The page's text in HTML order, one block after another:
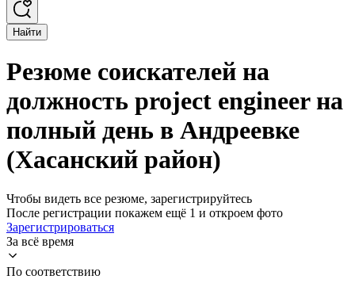
Найти
Резюме соискателей на
должность project engineer на
полный день в Андреевке
(Хасанский район)
Чтобы видеть все резюме, зарегистрируйтесь
После регистрации покажем ещё 1 и откроем фото
Зарегистрироваться
За всё время
По соответствию